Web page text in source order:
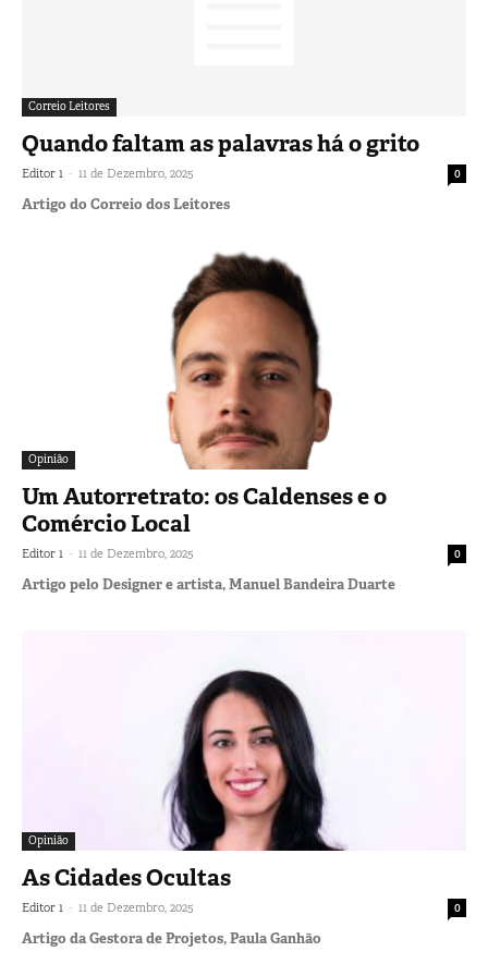
Correio Leitores
Quando faltam as palavras há o grito
Editor 1 - 11 de Dezembro, 2025 0
Artigo do Correio dos Leitores
Opinião
Um Autorretrato: os Caldenses e o
Comércio Local
Editor 1 - 11 de Dezembro, 2025 0
Artigo pelo Designer e artista, Manuel Bandeira Duarte
Opinião
As Cidades Ocultas
Editor 1 - 11 de Dezembro, 2025 0
Artigo da Gestora de Projetos, Paula Ganhão